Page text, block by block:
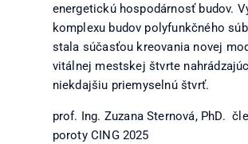
energetickú hospodárnosť budov.
komplexu budov polyfunkčného
stala súčasťou kreovania novej
vitálnej mestskej štvrte
niekdajšiu priemyselnú štvrť.
prof. Ing. Zuzana Sternová, PhD.
poroty CING 2025